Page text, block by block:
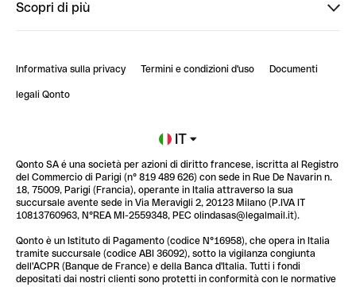
PowerUp
StrongHer Mentorship | Notion: come organizzare...
Scopri di più
Blog
Glossario finanziario
Informativa sulla privacy Termini e condizioni d'uso Documenti
legali Qonto
IT
Qonto SA é una società per azioni di diritto francese, iscritta al Registro
del Commercio di Parigi (n° 819 489 626) con sede in Rue De Navarin n.
18, 75009, Parigi (Francia), operante in Italia attraverso la sua
succursale avente sede in Via Meravigli 2, 20123 Milano (P.IVA IT
10813760963, N°REA MI-2559348, PEC olindasas@legalmail.it).
Qonto è un Istituto di Pagamento (codice N°16958), che opera in Italia
tramite succursale (codice ABI 36092), sotto la vigilanza congiunta
dell'ACPR (Banque de France) e della Banca d'Italia. Tutti i fondi
depositati dai nostri clienti sono protetti in conformità con le normative